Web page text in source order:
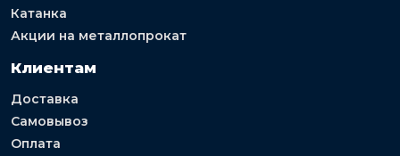
Катанка
Акции на металлопрокат
Клиентам
Доставка
Самовывоз
Оплата